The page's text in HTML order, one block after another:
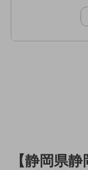
【静岡県